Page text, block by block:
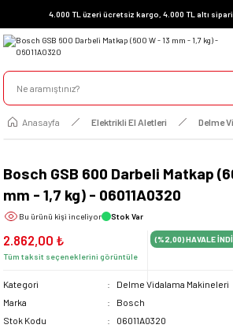
4.000 TL üzeri ücretsiz kargo, 4.000 TL altı
Anasayfa Elektrikli El Aletleri Delme
Bosch GSB 600 Darbeli Matkap
mm - 1,7 kg) - 06011A0320
Bu ürünü kişi inceliyor Stok Var
2.862,00 ₺
Tüm taksit seçeneklerini görüntüle
(%2,00)HAVALE
Kategori
Delme Vidalama Makineleri
Marka
Bosch
Stok Kodu
06011A0320